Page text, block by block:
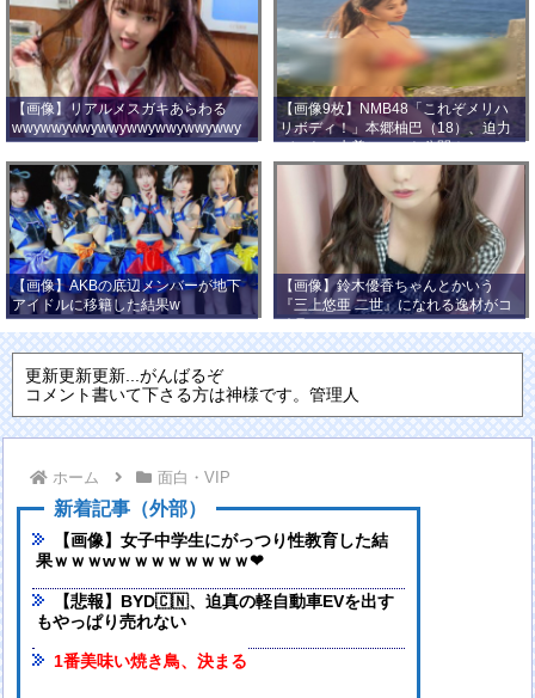
【画像】リアルメスガキあらわる
wwywwywwywwywwywwywwywwy
wwy
【画像9枚】NMB48「これぞメリハ
リボディ！」本郷柚巴（18）、迫力
バストの水着ショット公開！
【画像】AKBの底辺メンバーが地下
アイドルに移籍した結果w
【画像】鈴木優香ちゃんとかいう
『三上悠亜 二世』になれる逸材がコ
チラ
更新更新更新...がんばるぞ
コメント書いて下さる方は神様です。管理人
ホーム 面白・VIP
新着記事（外部）
【画像】女子中学生にがっつり性教育した結
果ｗｗｗwｗｗｗｗｗｗｗｗ❤
【悲報】BYD🇨🇳、迫真の軽自動車EVを出す
もやっぱり売れない
1番美味い焼き鳥、決まる